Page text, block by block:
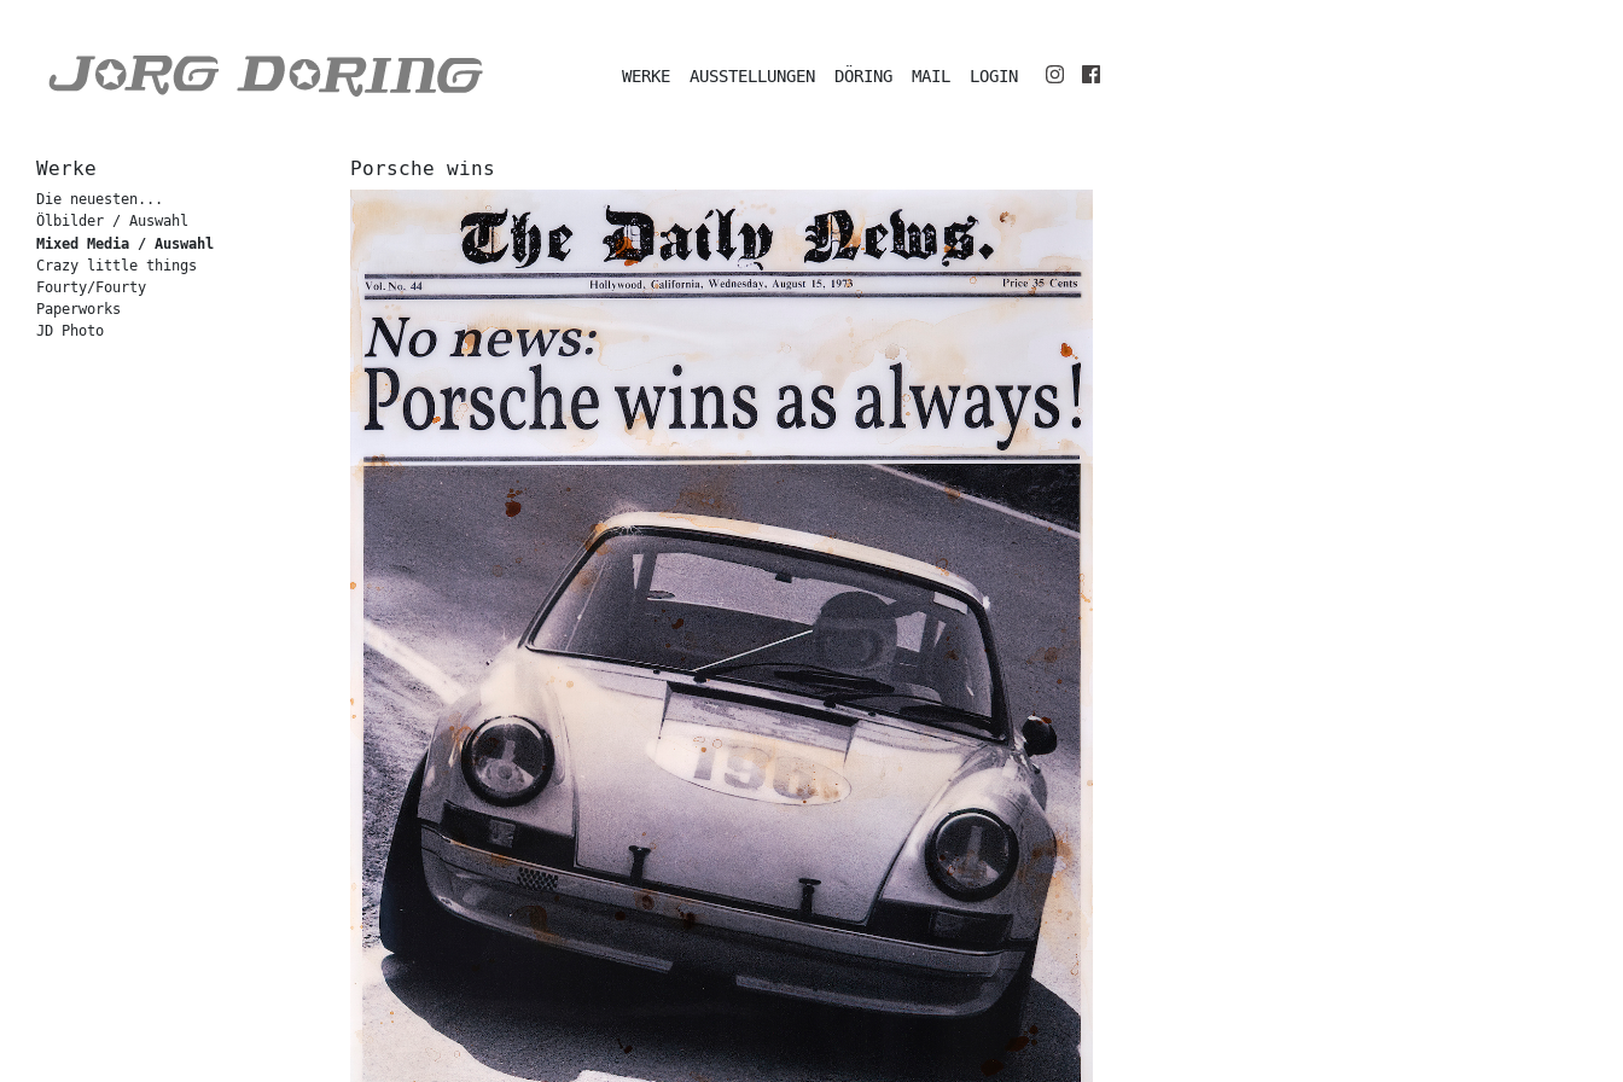
WERKE AUSSTELLUNGEN DÖRING MAIL LOGIN
Werke
Die neuesten...
Ölbilder / Auswahl
Mixed Media / Auswahl
Crazy little things
Fourty/Fourty
Paperworks
JD Photo
Porsche wins